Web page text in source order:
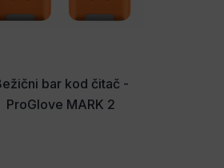
bar kod čitač -
ProGlove MARK 2